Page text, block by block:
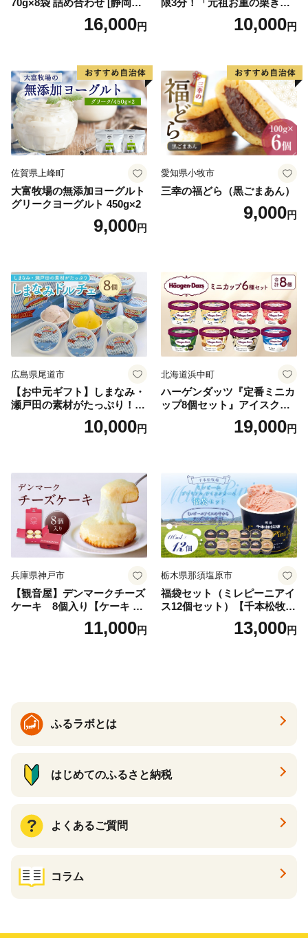
70g×8袋 詰め合わせ [静岡伊
勢丹(松浦食品) 静岡県 吉田町
22424274] 芋ケンピ セット
16,000円
限3分！「元祖お重の栗きん
とんモンブラン」 【未来の
ご褒美】スイーツ 栗 モンブ
子 菓子 F4N-2298
10,000円
佐賀県上峰町
大富牧場の無添加ヨーグルト
グリークヨーグルト 450g×2
9,000円
愛知県小牧市
三幸の福どら（黒ごまあん）
9,000円
広島県尾道市
【お中元ギフト】しまなみ・
瀬戸田の素材がたっぷり！ジ
10,000円
北海道浜中町
ハーゲンダッツ『定番ミニカ
ップ8個セット』アイスクリ
ーム アイス スイーツ デザー
19,000円
兵庫県神戸市
【観音屋】デンマークチーズ
ケーキ 8個入り【ケーキ チ
ーズケーキ 人気スイーツ お
すすめスイーツ 神戸スイー
11,000円
栃木県那須塩原市
福袋セット（ミレピーニアイ
ス12個セット）【千本松牧
場】 ns025-014-12 【デザー
ト 詰め合わせ ギフト】
13,000円
ふるラボとは
はじめてのふるさと納税
よくあるご質問
コラム